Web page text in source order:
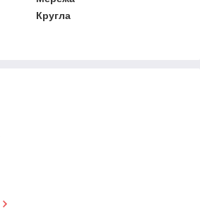
Кругла